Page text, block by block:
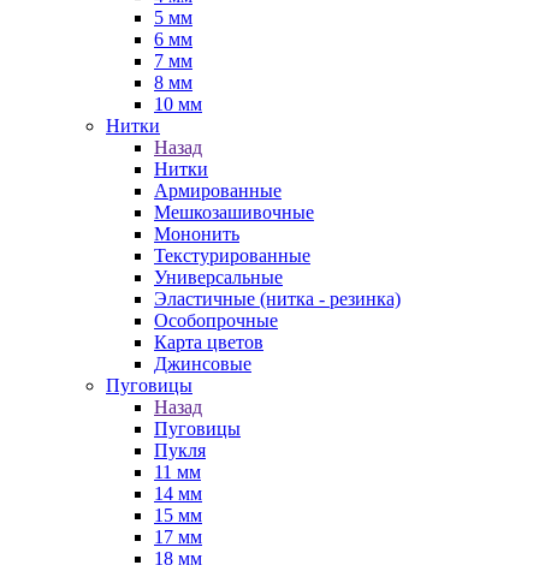
5 мм
6 мм
7 мм
8 мм
10 мм
Нитки
Назад
Нитки
Армированные
Мешкозашивочные
Мононить
Текстурированные
Универсальные
Эластичные (нитка - резинка)
Особопрочные
Карта цветов
Джинсовые
Пуговицы
Назад
Пуговицы
Пукля
11 мм
14 мм
15 мм
17 мм
18 мм